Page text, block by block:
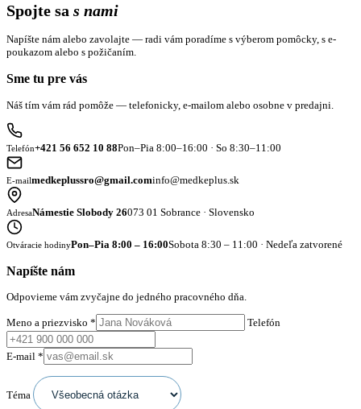
Spojte sa s nami
Napíšte nám alebo zavolajte — radi vám poradíme s výberom pomôcky, s e-
poukazom alebo s požičaním.
Sme tu pre vás
Náš tím vám rád pomôže — telefonicky, e-mailom alebo osobne v predajni.
Telefón+421 56 652 10 88Pon–Pia 8:00–16:00 · So 8:30–11:00
E-mailmedkeplussro@gmail.cominfo@medkeplus.sk
AdresaNámestie Slobody 26073 01 Sobrance · Slovensko
Otváracie hodinyPon–Pia 8:00 – 16:00Sobota 8:30 – 11:00 · Nedeľa zatvorené
Napíšte nám
Odpovieme vám zvyčajne do jedného pracovného dňa.
Meno a priezvisko * Telefón
E-mail *
Téma